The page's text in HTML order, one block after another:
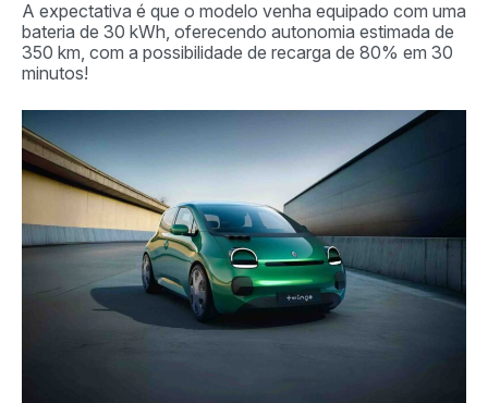
A expectativa é que o modelo venha equipado com uma
bateria de 30 kWh, oferecendo autonomia estimada de
350 km, com a possibilidade de recarga de 80% em 30
minutos!